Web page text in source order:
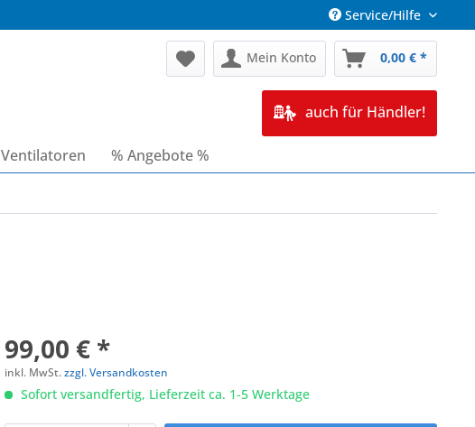
Service/Hilfe
Mein Konto 0,00 € *
auch für Händler!
Ventilatoren % Angebote %
99,00 € *
inkl. MwSt.zzgl. Versandkosten
Sofort versandfertig, Lieferzeit ca. 1-5 Werktage